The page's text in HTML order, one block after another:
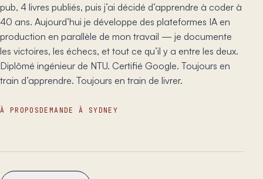
pub, 4 livres publiés, puis j’ai décidé d’apprendre à coder à
40 ans. Aujourd’hui je développe des plateformes IA en
production en parallèle de mon travail — je documente
les victoires, les échecs, et tout ce qu’il y a entre les deux.
Diplômé ingénieur de NTU. Certifié Google. Toujours en
train d’apprendre. Toujours en train de livrer.
À PROPOS DEMANDE À SYDNEY